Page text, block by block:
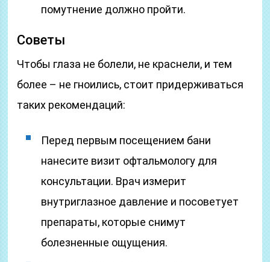
помутнение должно пройти.
Советы
Чтобы глаза не болели, не краснели, и тем
более – не гноились, стоит придерживаться
таких рекомендаций:
Перед первым посещением бани
нанесите визит офтальмологу для
консультации. Врач измерит
внутриглазное давление и посоветует
препараты, которые снимут
болезненные ощущения.